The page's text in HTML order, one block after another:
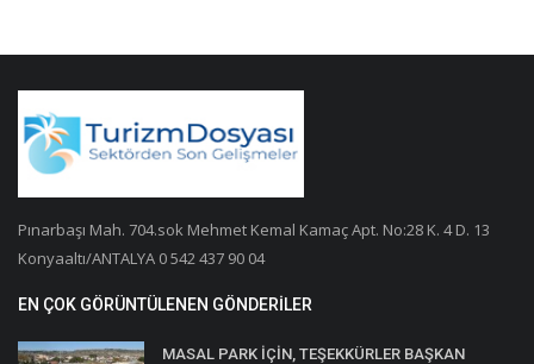
Pınarbaşı Mah. 704.sok Mehmet Kemal Kamaç Apt. No:28 K. 4 D. 13
Konyaaltı/ANTALYA 0 542 437 90 04
EN ÇOK GÖRÜNTÜLENEN GÖNDERILER
MASAL PARK İÇİN, TEŞEKKÜRLER BAŞKAN